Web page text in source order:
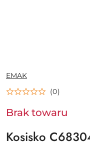
NAZWA
PRODUCENTA:
EMAK
(0)
Brak towaru
Kosisko